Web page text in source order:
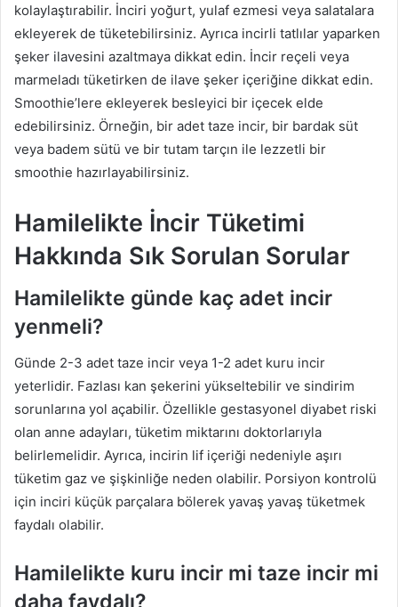
kolaylaştırabilir. İnciri yoğurt, yulaf ezmesi veya salatalara
ekleyerek de tüketebilirsiniz. Ayrıca incirli tatlılar yaparken
şeker ilavesini azaltmaya dikkat edin. İncir reçeli veya
marmeladı tüketirken de ilave şeker içeriğine dikkat edin.
Smoothie’lere ekleyerek besleyici bir içecek elde
edebilirsiniz. Örneğin, bir adet taze incir, bir bardak süt
veya badem sütü ve bir tutam tarçın ile lezzetli bir
smoothie hazırlayabilirsiniz.
Hamilelikte İncir Tüketimi
Hakkında Sık Sorulan Sorular
Hamilelikte günde kaç adet incir
yenmeli?
Günde 2-3 adet taze incir veya 1-2 adet kuru incir
yeterlidir. Fazlası kan şekerini yükseltebilir ve sindirim
sorunlarına yol açabilir. Özellikle gestasyonel diyabet riski
olan anne adayları, tüketim miktarını doktorlarıyla
belirlemelidir. Ayrıca, incirin lif içeriği nedeniyle aşırı
tüketim gaz ve şişkinliğe neden olabilir. Porsiyon kontrolü
için inciri küçük parçalara bölerek yavaş yavaş tüketmek
faydalı olabilir.
Hamilelikte kuru incir mi taze incir mi
daha faydalı?